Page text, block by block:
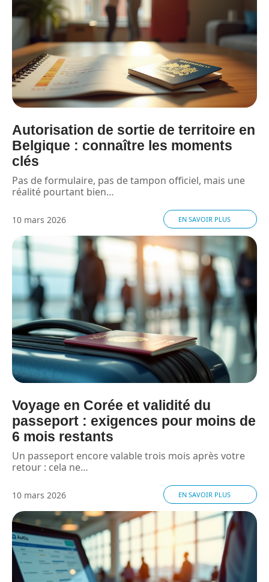
Autorisation de sortie de territoire en
Belgique : connaître les moments
clés
Pas de formulaire, pas de tampon officiel, mais une
réalité pourtant bien…
10 mars 2026 EN SAVOIR PLUS
Voyage en Corée et validité du
passeport : exigences pour moins de
6 mois restants
Un passeport encore valable trois mois après votre
retour : cela ne…
10 mars 2026 EN SAVOIR PLUS